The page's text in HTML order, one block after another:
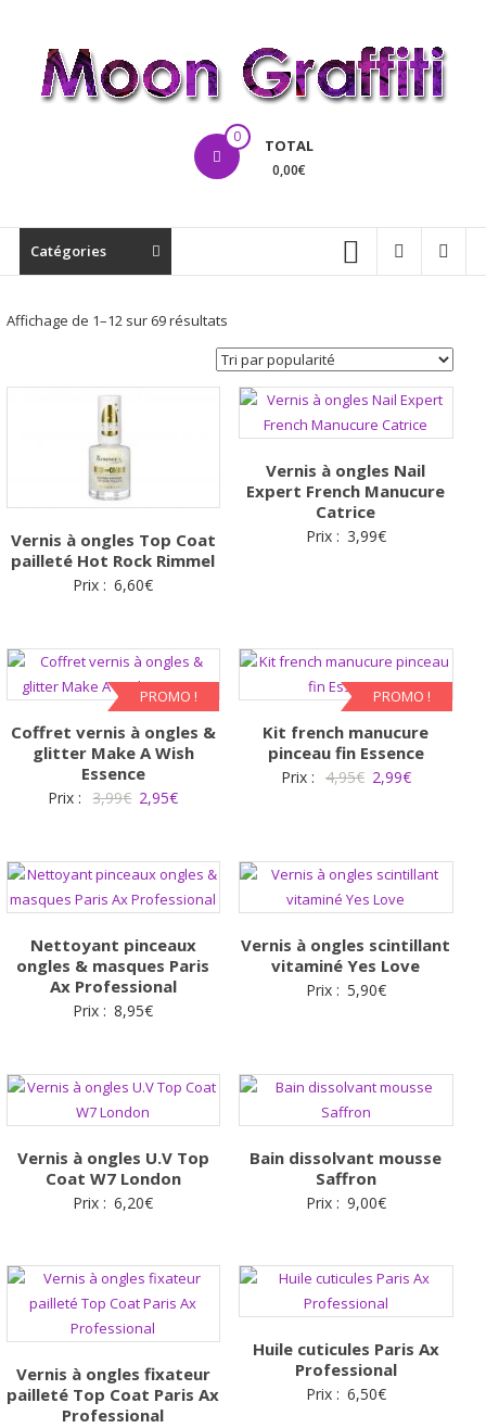
contenu
MoonGraffiti 0 TOTAL
0,00€
Catégories
Affichage de 1–12 sur 69 résultatsTrié
par
popularité
Vernis à ongles Top Coat
pailleté Hot Rock Rimmel
Prix : 6,60€
Vernis à ongles Nail
Expert French Manucure
Catrice
Prix : 3,99€
PROMO !
Coffret vernis à ongles &
glitter Make A Wish
Essence
Prix : 3,99€ Le
était :
3,99€.
2,95€Le
est :
2,95€.
PROMO !
Kit french manucure
pinceau fin Essence
Prix : 4,95€ Le
était :
4,95€.
2,99€Le
est :
2,99€.
Nettoyant pinceaux
ongles & masques Paris
Ax Professional
Prix : 8,95€
Vernis à ongles scintillant
vitaminé Yes Love
Prix : 5,90€
Vernis à ongles U.V Top
Coat W7 London
Prix : 6,20€
Bain dissolvant mousse
Saffron
Prix : 9,00€
Vernis à ongles fixateur
pailleté Top Coat Paris Ax
Professional
Huile cuticules Paris Ax
Professional
Prix : 6,50€